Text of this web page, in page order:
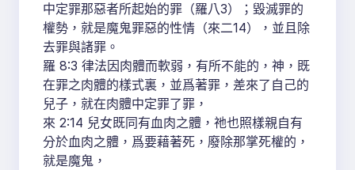
中定罪那惡者所起始的罪（羅八3）；毀滅罪的
權勢，就是魔鬼罪惡的性情（來二14），並且除
去罪與諸罪。
羅 8:3 律法因肉體而軟弱，有所不能的，神，既
在罪之肉體的樣式裏，並爲著罪，差來了自己的
兒子，就在肉體中定罪了罪，
來 2:14 兒女既同有血肉之體，祂也照樣親自有
分於血肉之體，爲要藉著死，廢除那掌死權的，
就是魔鬼，